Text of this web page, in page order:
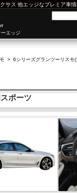
サス 他エッジなプレミア車情
エッジ
> 6シリーズグランツーリスモ
ポーツ